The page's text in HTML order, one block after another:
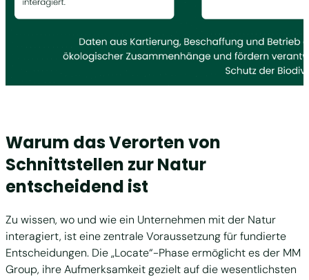
Warum das Verorten von
Schnittstellen zur Natur
entscheidend ist
Zu wissen, wo und wie ein Unternehmen mit der Natur
interagiert, ist eine zentrale Voraussetzung für fundierte
Entscheidungen. Die „Locate“-Phase ermöglicht es der MM
Group, ihre Aufmerksamkeit gezielt auf die wesentlichsten